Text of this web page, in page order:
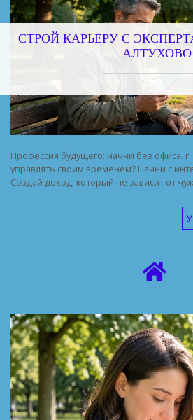
СТРОЙ КАРЬЕРУ С
АЛТУХОВО
Профессия будущего: начни без офиса.
управлять своим временем? Начни с
Создай доход, который не зависит от